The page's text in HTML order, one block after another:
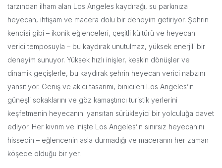
tarzından ilham alan Los Angeles kaydırağı, su parkınıza
heyecan, ihtişam ve macera dolu bir deneyim getiriyor. Şehrin
kendisi gibi – ikonik eğlenceleri, çeşitli kültürü ve heyecan
verici temposuyla – bu kaydırak unutulmaz, yüksek enerjili bir
deneyim sunuyor. Yüksek hızlı inişler, keskin dönüşler ve
dinamik geçişlerle, bu kaydırak şehrin heyecan verici nabzını
yansıtıyor. Geniş ve akıcı tasarımı, binicileri Los Angeles’ın
güneşli sokaklarını ve göz kamaştırıcı turistik yerlerini
keşfetmenin heyecanını yansıtan sürükleyici bir yolculuğa davet
ediyor. Her kıvrım ve inişte Los Angeles’ın sınırsız heyecanını
hissedin – eğlencenin asla durmadığı ve maceranın her zaman
köşede olduğu bir yer.